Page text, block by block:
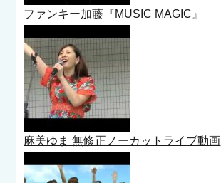
ファンキー加藤『MUSIC MAGIC』
麻美ゆま 無修正ノーカットライブ動画